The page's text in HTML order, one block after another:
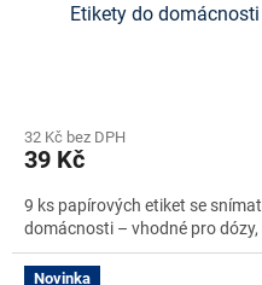
Etikety do
32 Kč bez DPH
39 Kč
9 ks papírových etiket se
domácnosti – vhodné pro
Novinka